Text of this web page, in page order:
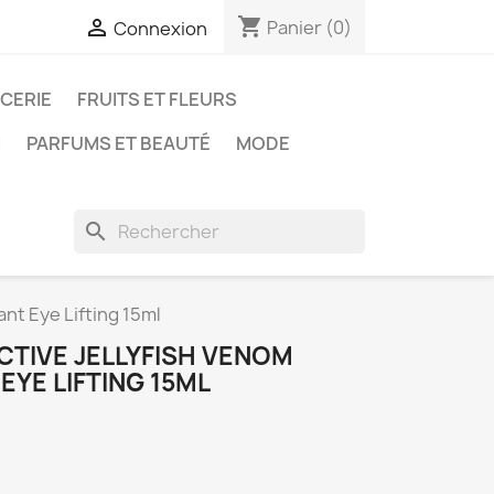
 Connexion shopping_cart Panier (0)
FRUITS ET FLEURS
PARFUMS ET BEAUTÉ
MODE
search
Eye Lifting 15ml
JELLYFISH VENOM
LIFTING 15ML